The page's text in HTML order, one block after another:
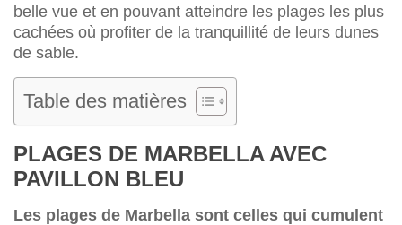
belle vue et en pouvant atteindre les plages les plus
cachées où profiter de la tranquillité de leurs dunes
de sable.
Table des matières
PLAGES DE MARBELLA AVEC
PAVILLON BLEU
Les plages de Marbella sont celles qui cumulent